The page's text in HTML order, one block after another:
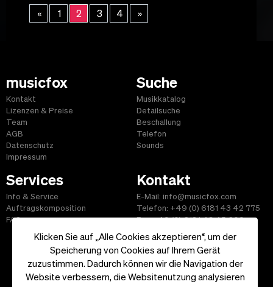
Klicken Sie auf „Alle Cookies akzeptieren“, um der
Speicherung von Cookies auf Ihrem Gerät
zuzustimmen. Dadurch können wir die Navigation der
Website verbessern, die Websitenutzung analysieren
« 1 2 3 4 »
musicfox
Kontakt
Lizenzen & Preise
Team
AGB
Datenschutz
Impressum
Suche
Musikkatalog
Detailsuche
Beschallung
Telefon
Sounds
Services
Info & Service
Auftragskomposition
FAQ
Kontakt
E-Mail: info@musicfox.com
Telefon: +49 (0) 6181 43 42 775
Fax: +49 (0) 6181 43 45 609
Start|Informationen|AGB|Kontakt